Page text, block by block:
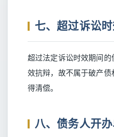
七、超过诉讼
超过法定诉讼时效期间
效抗辩，故不属于破产
得清偿。
八、债务人开